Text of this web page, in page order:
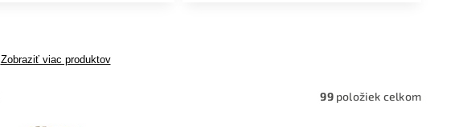
Zobraziť viac produktov
99položiek celkom